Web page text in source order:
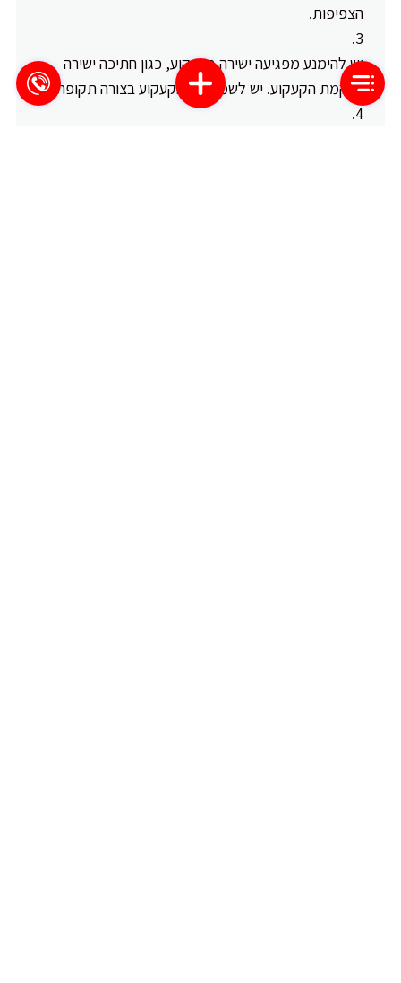
הצפיפות.
יש להימנע מפגיעה ישירה בקעקוע, כגון חתיכה ישירה
ברקמת הקעקוע. יש לשמור על הקעקוע בצורה תקופתית.